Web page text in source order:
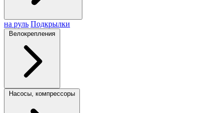
на руль Подкрылки
Велокрепления
Насосы, компрессоры